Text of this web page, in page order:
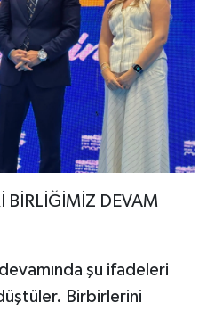
BİRLİĞİMİZ DEVAM
şu ifadeleri
Birbirlerini